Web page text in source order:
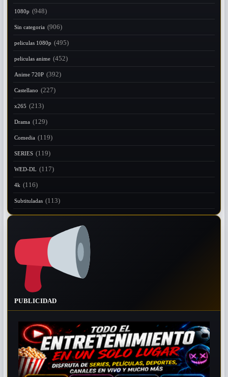
1080p (948)
Sin categoria (906)
peliculas 1080p (495)
peliculas anime (452)
Anime 720P (392)
Castellano (227)
x265 (213)
Drama (129)
Comedia (119)
SERIES (119)
WED-DL (117)
4k (116)
Subtituladas (113)
PUBLICIDAD